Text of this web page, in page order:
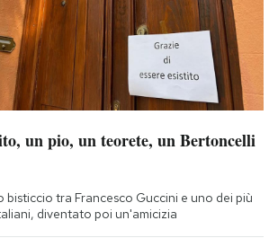
un pio, un teorete, un Bertoncelli
bisticcio tra Francesco Guccini e uno dei più
diventato poi un'amicizia